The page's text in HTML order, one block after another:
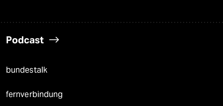
Podcast
bundestalk
fernverbindung